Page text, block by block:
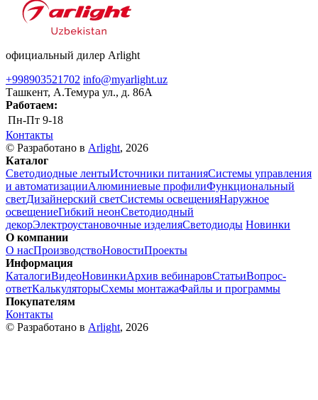
официальный дилер Arlight
+998903521702 info@myarlight.uz
Ташкент, А.Темура ул., д. 86А
Работаем:
Пн-Пт 9-18
Контакты
© Разработано в Arlight, 2026
Каталог
Светодиодные лентыИсточники питанияСистемы управления
и автоматизацииАлюминиевые профилиФункциональный
светДизайнерский светСистемы освещенияНаружное
освещениеГибкий неонСветодиодный
декорЭлектроустановочные изделияСветодиоды Новинки
О компании
О насПроизводствоНовостиПроекты
Информация
КаталогиВидеоНовинкиАрхив вебинаровСтатьиВопрос-
ответКалькуляторыСхемы монтажаФайлы и программы
Покупателям
Контакты
© Разработано в Arlight, 2026